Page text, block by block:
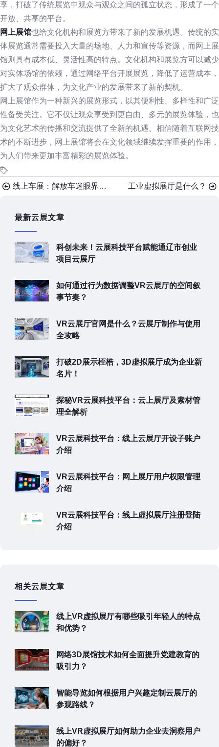
享，打破了传统展览中观众与观众之间的孤立状态，形成了一个
开放、共享的平台。
网上展馆也给文化机构和展览方带来了新的发展机遇。传统的实
体展览通常需要投入大量的场地、人力和宣传等资源，而网上展
馆则具有成本低、灵活性高的特点。文化机构和展览方可以减少
对实体场馆的依赖，通过网络平台开展展览，降低了运营成本，
扩大了观众群体，为文化产业的发展带来了新的契机。
网上展馆作为一种新兴的展览形式，以其便利性、多样性和广泛
性备受关注。它不仅让观众享受到更自由、多元的展览体验，也
为文化艺术的传播和交流提供了全新的机遇。相信随着互联网技
术的不断进步，网上展馆将会在文化领域继续发挥重要的作用，
为人们带来更加丰富精彩的展览体验。
线上车展：解放车迷眼界的全新体验 工业虚拟展厅是什么？
最新云展文章
科创未来！云展科技平台赋能通辽市创业
项目云展厅
如何通过行为数据调整VR云展厅的空间叙
事节奏？
VR云展厅官网是什么？云展厅制作与使用
全攻略
打破2D展示桎梏，3D虚拟展厅成为企业新
名片！
探秘VR云展科技平台：云上展厅及素材管
理全解析
VR云展科技平台：线上云展厅开设子账户
介绍
VR云展科技平台：网上展厅用户权限管理
介绍
VR云展科技平台：线上虚拟展厅注册登陆
介绍
相关云展文章
线上VR虚拟展厅有哪些吸引年轻人的特点
和优势？
网络3D展馆技术如何全面提升党建教育的
吸引力？
智能导览如何根据用户兴趣定制云展厅的
参观路线？
线上VR虚拟展厅如何助力企业去洞察用户
的偏好？